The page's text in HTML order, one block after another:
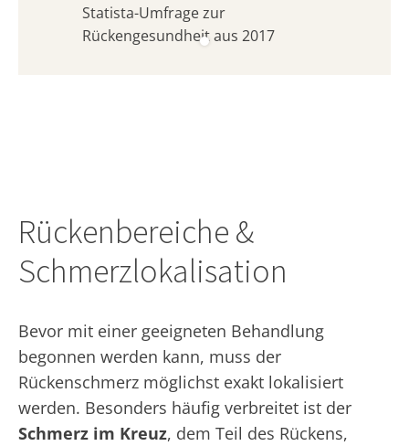
Statista-Umfrage zur
Rückengesundheit aus 2017
Rückenbereiche &
Schmerzlokalisation
Bevor mit einer geeigneten Behandlung
begonnen werden kann, muss der
Rückenschmerz möglichst exakt lokalisiert
werden. Besonders häufig verbreitet ist der
Schmerz im Kreuz, dem Teil des Rückens,